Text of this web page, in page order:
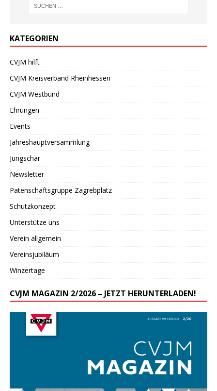
KATEGORIEN
CVJM hilft
CVJM Kreisverband Rheinhessen
CVJM Westbund
Ehrungen
Events
Jahreshauptversammlung
Jungschar
Newsletter
Patenschaftsgruppe Zagrebplatz
Schutzkonzept
Unterstütze uns
Verein allgemein
Vereinsjubiläum
Winzertage
CVJM MAGAZIN 2/2026 – JETZT HERUNTERLADEN!